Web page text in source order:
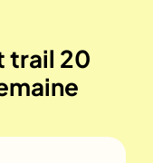
trail 20